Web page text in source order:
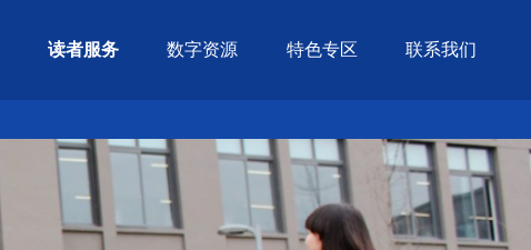
读者服务 数字资源 特色专区 联系我们